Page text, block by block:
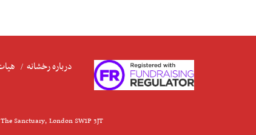
درباره رخشانه
Sanctuary, London SW1P 3JT